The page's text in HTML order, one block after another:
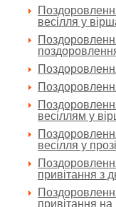
весілля у
весіллям у
весілля у прозі
привітання з
привітання на